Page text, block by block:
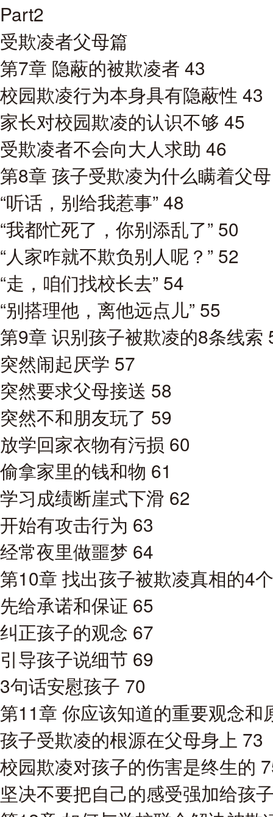
Part2
受欺凌者父母篇
第7章 隐蔽的被欺凌者 43
校园欺凌行为本身具有隐蔽性 43
家长对校园欺凌的认识不够 45
受欺凌者不会向大人求助 46
第8章 孩子受欺凌为什么瞒着父
“听话，别给我惹事” 48
“我都忙死了，你别添乱了” 50
“人家咋就不欺负别人呢？” 52
“走，咱们找校长去” 54
“别搭理他，离他远点儿” 55
第9章 识别孩子被欺凌的8条线索
突然闹起厌学 57
突然要求父母接送 58
突然不和朋友玩了 59
放学回家衣物有污损 60
偷拿家里的钱和物 61
学习成绩断崖式下滑 62
开始有攻击行为 63
经常夜里做噩梦 64
第10章 找出孩子被欺凌真相的4
先给承诺和保证 65
纠正孩子的观念 67
引导孩子说细节 69
3句话安慰孩子 70
第11章 你应该知道的重要观念和
孩子受欺凌的根源在父母身上 73
校园欺凌对孩子的伤害是终生的
坚决不要把自己的感受强加给孩